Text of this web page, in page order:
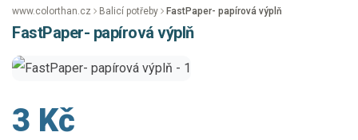
www.colorthan.cz Balicí potřeby FastPaper- papírová výplň
FastPaper- papírová výplň
3 Kč